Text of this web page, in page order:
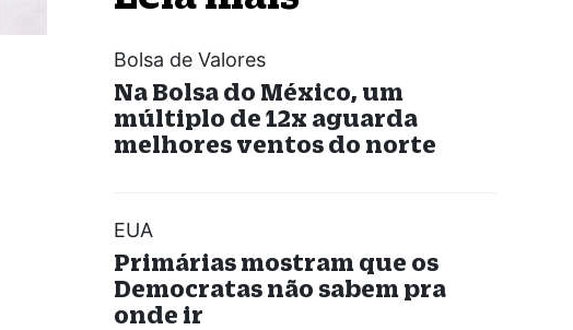
Bolsa de Valores
Na Bolsa do México, um
múltiplo de 12x aguarda
melhores ventos do norte
EUA
Primárias mostram que os
Democratas não sabem pra
onde ir